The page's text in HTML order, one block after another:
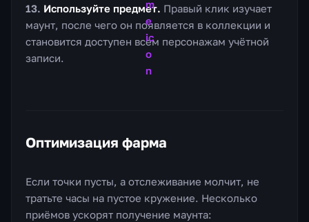
Используйте предмет. Правый клик изучает
маунт, после чего он появляется в коллекции и
становится доступен всем персонажам учётной
записи.
Оптимизация фарма
Если точки пусты, а отслеживание молчит, не
тратьте часы на пустое кружение. Несколько
приёмов ускорят получение маунта: